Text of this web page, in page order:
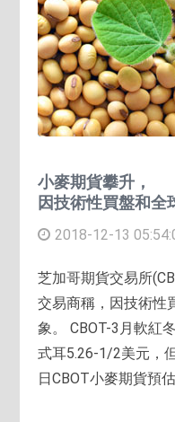
小麥期貨攀升，
因技術性買盤和全
2018-12-13
芝加哥期貨交易所
交易商稱，因技術性
象。 CBOT-3月軟紅
式耳5.26-1/2美元，
日CBOT小麥期貨預